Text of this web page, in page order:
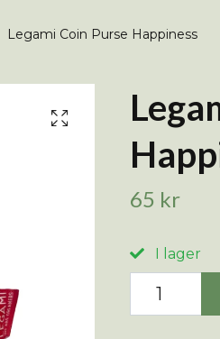
Legami Coin Purse Happiness
65 kr
I lager